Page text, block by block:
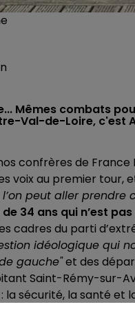
Mêmes combats
Val-de-Loire, c'est
confrères de
voix au premier
peut aller prendre
de 34 ans qui n’est
cadres du parti
idéologique qui
gauche"et des
Saint-Rémy-sur-
sécurité, la santé et